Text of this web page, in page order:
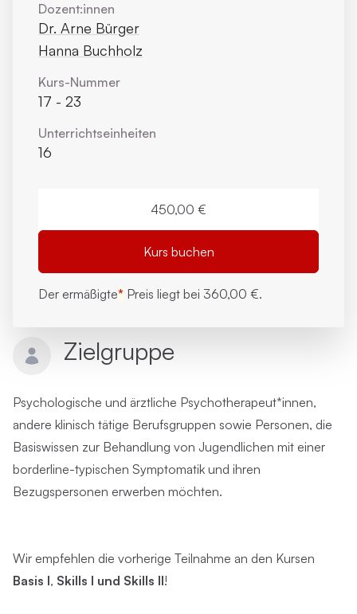
Zielgruppe
Psychologische und ärztliche Psychotherapeut*innen,
andere klinisch tätige Berufsgruppen sowie Personen, die
Basiswissen zur Behandlung von Jugendlichen mit einer
borderline-typischen Symptomatik und ihren
Bezugspersonen erwerben möchten.
Wir empfehlen die vorherige Teilnahme an den Kursen
Basis I, Skills I und Skills II!
Dozent:innen
Dr. Arne Bürger
Hanna Buchholz
Kurs-Nummer
17 - 23
Unterrichts­einheiten
16
450,00 €
Kurs buchen
Der ermäßigte* Preis liegt bei 360,00 €.